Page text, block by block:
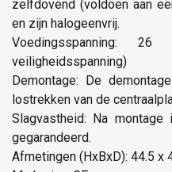
zelfdovend (voldoen aan
en zijn halogeenvrij.
Voedingsspanning:
veiligheidsspanning)
Demontage: De
lostrekken van de
Slagvastheid: Na
gegarandeerd.
Afmetingen (HxBxD): 44.5 x